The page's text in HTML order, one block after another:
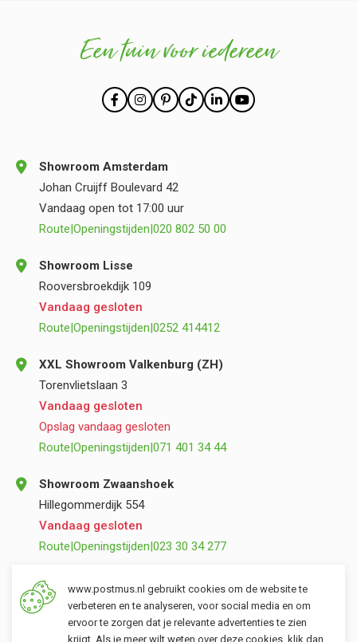
Een tuin voor iedereen
Showroom Amsterdam
Johan Cruijff Boulevard 42
Vandaag open tot 17:00 uur
Route|Openingstijden|020 802 50 00
Showroom Lisse
Rooversbroekdijk 109
Vandaag gesloten
Route|Openingstijden|0252 414412
XXL Showroom Valkenburg (ZH)
Torenvlietslaan 3
Vandaag gesloten
Opslag vandaag gesloten
Route|Openingstijden|071 401 34 44
Showroom Zwaanshoek
Hillegommerdijk 554
Vandaag gesloten
Route|Openingstijden|023 30 34 277
Opslag Valkenburg (ZH)
Torenvlietslaan 3
Vandaag gesloten
www.postmus.nl gebruikt cookies om de website te
verbeteren en te analyseren, voor social media en om
ervoor te zorgen dat je relevante advertenties te zien
krijgt. Als je meer wilt weten over deze cookies, klik dan